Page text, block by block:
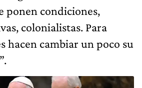
ponen condiciones,
colonialistas. Para
hacen cambiar un poco su